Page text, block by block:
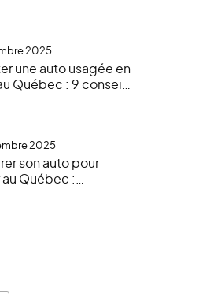
2025
une auto usagée en
Québec : 9 conseils
2025
son auto pour
au Québec :